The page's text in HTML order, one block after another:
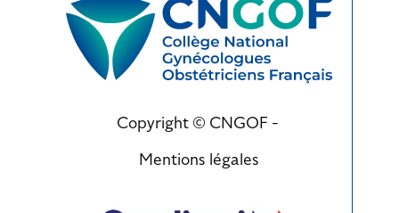
Copyright © CNGOF -
Mentions légales